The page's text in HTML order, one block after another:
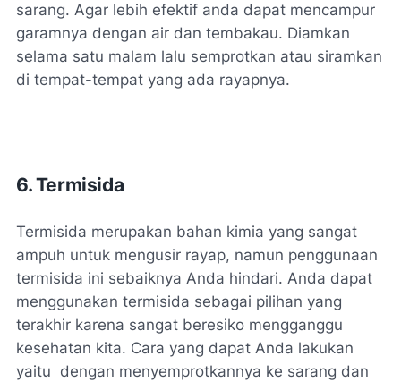
sarang. Agar lebih efektif anda dapat mencampur
garamnya dengan air dan tembakau. Diamkan
selama satu malam lalu semprotkan atau siramkan
di tempat-tempat yang ada rayapnya.
6. Termisida
Termisida merupakan bahan kimia yang sangat
ampuh untuk mengusir rayap, namun penggunaan
termisida ini sebaiknya Anda hindari. Anda dapat
menggunakan termisida sebagai pilihan yang
terakhir karena sangat beresiko mengganggu
kesehatan kita. Cara yang dapat Anda lakukan
yaitu dengan menyemprotkannya ke sarang dan